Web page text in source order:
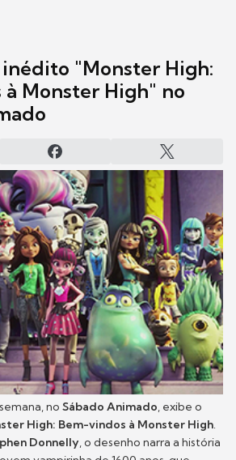
inédito "Monster High:
Monster High" no
no Sábado Animado, exibe o
High: Bem-vindos à Monster High.
Donnelly, o desenho narra a história